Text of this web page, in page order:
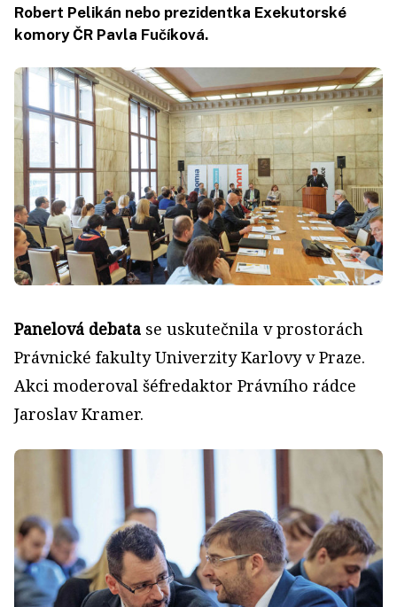
Robert Pelikán nebo prezidentka Exekutorské
komory ČR Pavla Fučíková.
Panelová debata se uskutečnila v prostorách
Právnické fakulty Univerzity Karlovy v Praze.
Akci moderoval šéfredaktor Právního rádce
Jaroslav Kramer.